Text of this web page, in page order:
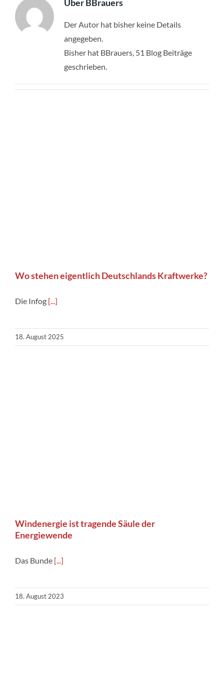
Über BBrauers
Der Autor hat bisher keine Details
angegeben.
Bisher hat BBrauers, 51 Blog Beiträge
geschrieben.
Wo stehen eigentlich Deutschlands Kraftwerke?
Die Infog [...]
18. August 2025
Windenergie ist tragende Säule der
Energiewende
Das Bunde [...]
18. August 2023